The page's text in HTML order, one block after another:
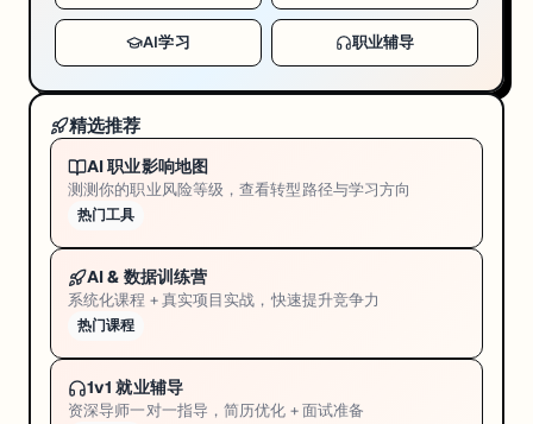
AI学习 职业辅导
精选推荐
AI 职业影响地图
测测你的职业风险等级，查看转型路径与学习方向
热门工具
AI & 数据训练营
系统化课程 + 真实项目实战，快速提升竞争力
热门课程
1v1 就业辅导
资深导师一对一指导，简历优化 + 面试准备